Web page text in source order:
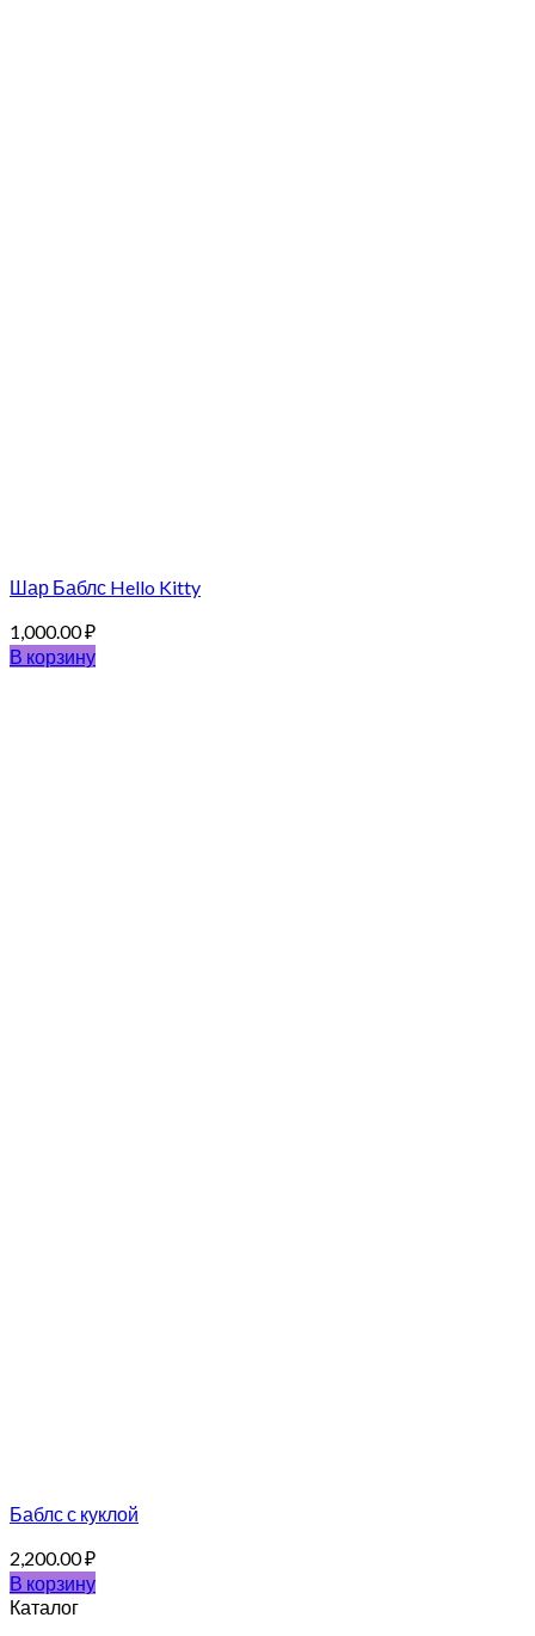
Шар Баблс Hello Kitty
1,000.00₽
В корзину
Баблс с куклой
2,200.00₽
В корзину
Каталог